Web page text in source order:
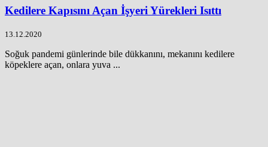
Kedilere Kapısını Açan İşyeri Yürekleri Isıttı
13.12.2020
Soğuk pandemi günlerinde bile dükkanını, mekanını kedilere
köpeklere açan, onlara yuva ...